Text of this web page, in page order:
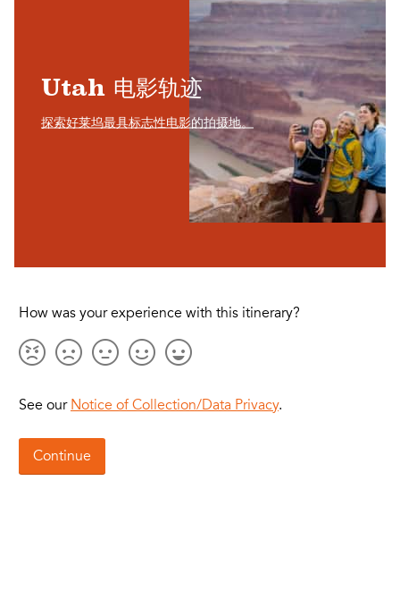
Utah 电影轨迹
探索好莱坞最具标志性电影的拍摄地。